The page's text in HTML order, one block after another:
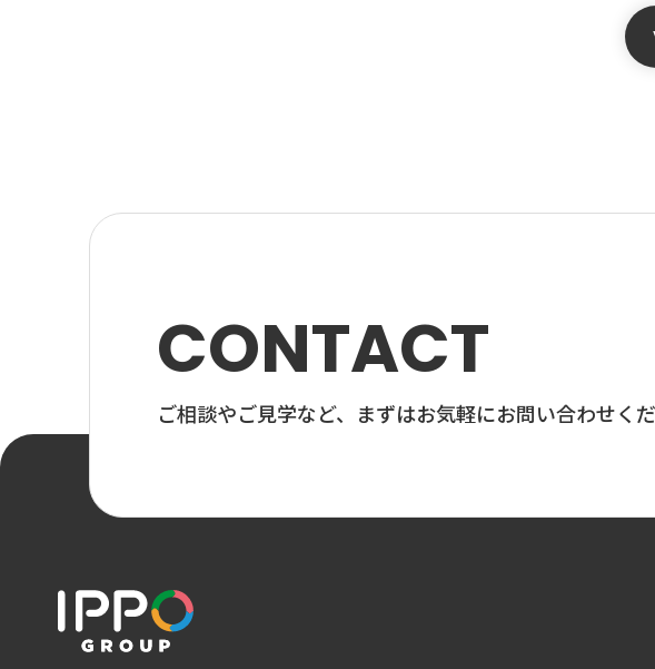
CONTACT
ご相談やご見学など、 まずはお気軽にお問い合わせくだ